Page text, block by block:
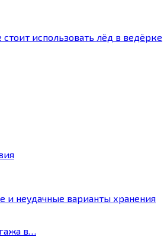
использовать лёд в ведёрке
и неудачные варианты хранения
в…